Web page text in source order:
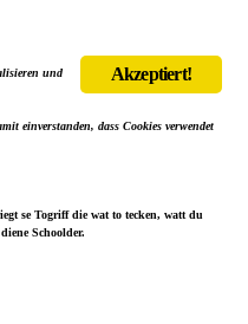
Akzeptiert!
und
einverstanden, dass Cookies verwendet
se Togriff die wat to tecken, watt du
Schoolder.